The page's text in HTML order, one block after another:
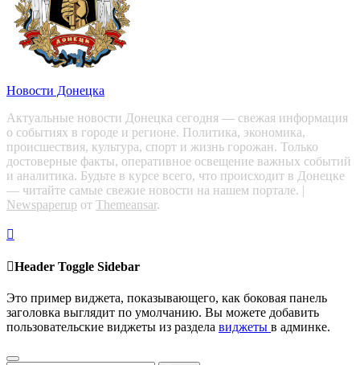
Новости Донецка
Актуальные новости Донецка сегодня — свежая информация
о событиях в городе и регионе. Политика, экономика,
происшествия, культура, спорт и жизнь горожан. Только
достоверные факты, оперативное освещение важных событий
и аналитика. Будьте в курсе всего, что происходит в Донецке
— читайте самые свежие новости на нашем портале. |
Newspaperup от Themeansar.
Header Toggle Sidebar
Это пример виджета, показывающего, как боковая панель
заголовка выглядит по умолчанию. Вы можете добавить
пользовательские виджеты из раздела виджеты в админке.